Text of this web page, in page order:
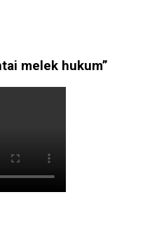
melek hukum”